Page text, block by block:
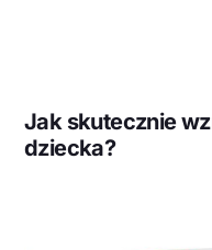
Jak skutecznie
dziecka?